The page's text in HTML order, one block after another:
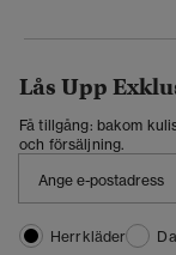
Lås Upp
Få tillgång: bakom
och försäljning.
Herrkläder